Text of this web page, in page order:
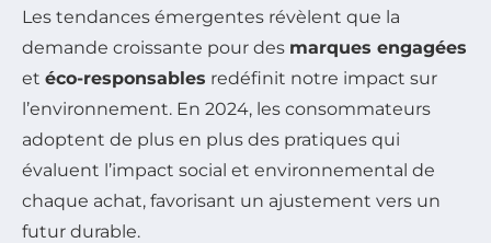
Les tendances émergentes révèlent que la
demande croissante pour des marques engagées
et éco-responsables redéfinit notre impact sur
l’environnement. En 2024, les consommateurs
adoptent de plus en plus des pratiques qui
évaluent l’impact social et environnemental de
chaque achat, favorisant un ajustement vers un
futur durable.